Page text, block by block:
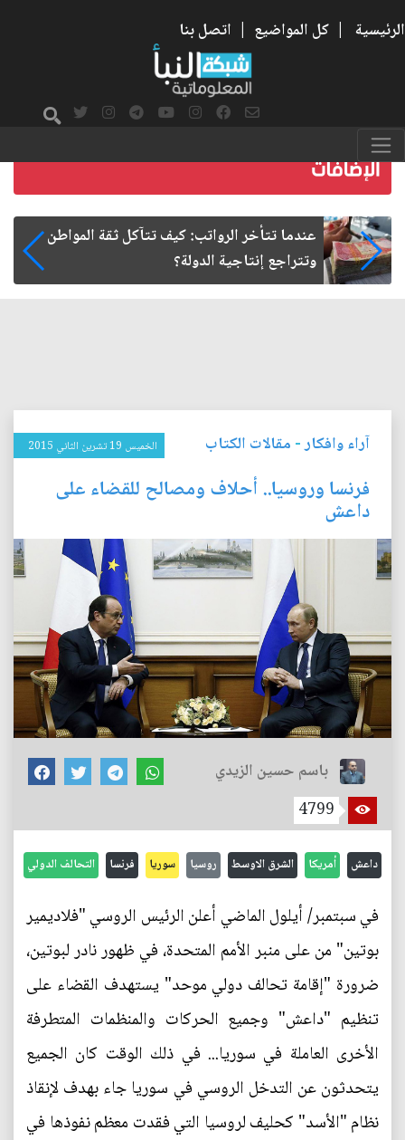
الرئيسية | كل المواضيع | اتصل بنا
صمت الطريق بعد الأربعين
آراء وافكار- مقالات الكتاب الخميس 19 تشرين الثاني 2015
فرنسا وروسيا.. أحلاف ومصالح للقضاء على
داعش
باسم حسين الزيدي
4799
داعش أمريكا الشرق الاوسط روسيا سوريا فرنسا التحالف الدولي
في سبتمبر/ أيلول الماضي أعلن الرئيس الروسي "فلاديمير
بوتين" من على منبر الأمم المتحدة، في ظهور نادر لبوتين،
ضرورة "إقامة تحالف دولي موحد" يستهدف القضاء على
تنظيم "داعش" وجميع الحركات والمنظمات المتطرفة
الأخرى العاملة في سوريا... في ذلك الوقت كان الجميع
يتحدثون عن التدخل الروسي في سوريا جاء بهدف لإنقاذ
نظام "الأسد" كحليف لروسيا التي فقدت معظم نفوذها في